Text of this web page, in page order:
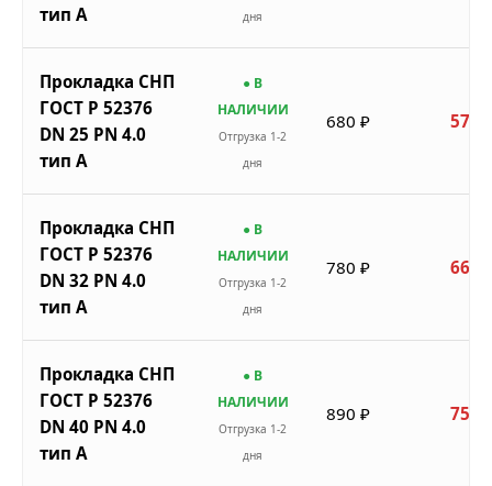
тип A
дня
Прокладка СНП
ГОСТ Р 52376
DN 25 PN 4.0
тип A
● В
НАЛИЧИИ
Отгрузка 1-2
дня
680 ₽ 578
Прокладка СНП
ГОСТ Р 52376
DN 32 PN 4.0
тип A
● В
НАЛИЧИИ
Отгрузка 1-2
дня
780 ₽ 663
Прокладка СНП
ГОСТ Р 52376
DN 40 PN 4.0
тип A
● В
НАЛИЧИИ
Отгрузка 1-2
дня
890 ₽ 757